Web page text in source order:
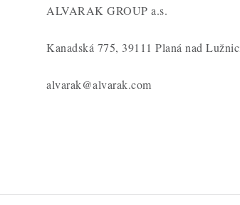
ALVARAK GROUP a.s.
Kanadská 775, 39111 Planá nad
alvarak@alvarak.com